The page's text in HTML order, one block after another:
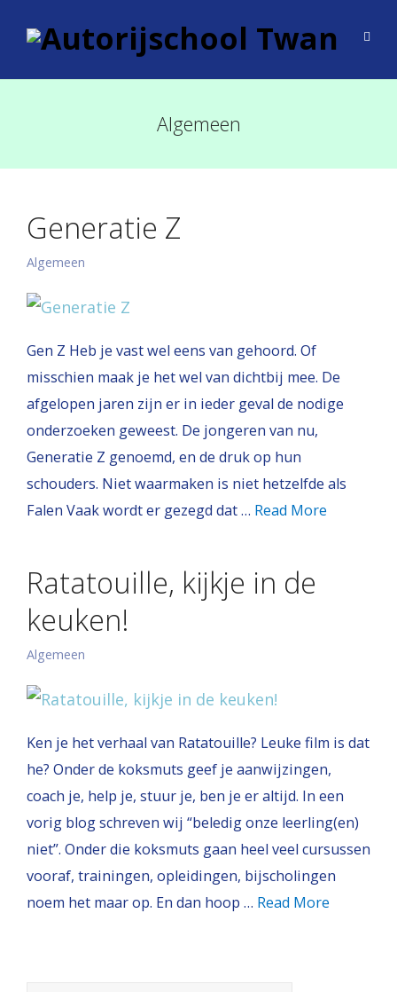
Algemeen
Generatie Z
Algemeen
Gen Z Heb je vast wel eens van gehoord. Of
misschien maak je het wel van dichtbij mee. De
afgelopen jaren zijn er in ieder geval de nodige
onderzoeken geweest. De jongeren van nu,
Generatie Z genoemd, en de druk op hun
schouders. Niet waarmaken is niet hetzelfde als
Falen Vaak wordt er gezegd dat … Read More
Ratatouille, kijkje in de
keuken!
Algemeen
Ken je het verhaal van Ratatouille? Leuke film is dat
he? Onder de koksmuts geef je aanwijzingen,
coach je, help je, stuur je, ben je er altijd. In een
vorig blog schreven wij “beledig onze leerling(en)
niet”. Onder die koksmuts gaan heel veel cursussen
vooraf, trainingen, opleidingen, bijscholingen
noem het maar op. En dan hoop … Read More